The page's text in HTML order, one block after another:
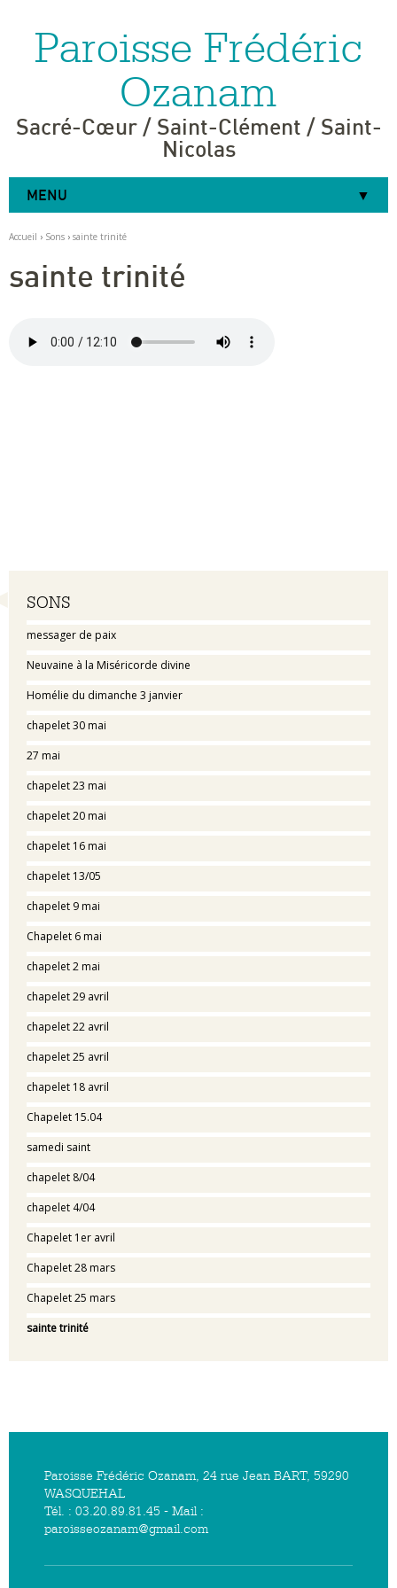
navigation
personnelsParoisse Frédéric
Ozanam
Sacré-Cœur / Saint-Clément / Saint-
Nicolas
MENU
Accueil › Sons › sainte trinité
Navigation
SONS
messager de paix
Neuvaine à la Miséricorde divine
Homélie du dimanche 3 janvier
chapelet 30 mai
27 mai
chapelet 23 mai
chapelet 20 mai
chapelet 16 mai
chapelet 13/05
chapelet 9 mai
Chapelet 6 mai
chapelet 2 mai
chapelet 29 avril
chapelet 22 avril
chapelet 25 avril
chapelet 18 avril
Chapelet 15.04
samedi saint
chapelet 8/04
chapelet 4/04
Chapelet 1er avril
Chapelet 28 mars
Chapelet 25 mars
sainte trinité
sainte trinité
Paroisse Frédéric Ozanam, 24 rue Jean BART, 59290
WASQUEHAL
Tél. : 03.20.89.81.45 - Mail :
paroisseozanam@gmail.com